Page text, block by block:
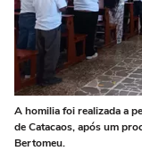
A homilia foi realizada a
de Catacaos, após um
Bertomeu.